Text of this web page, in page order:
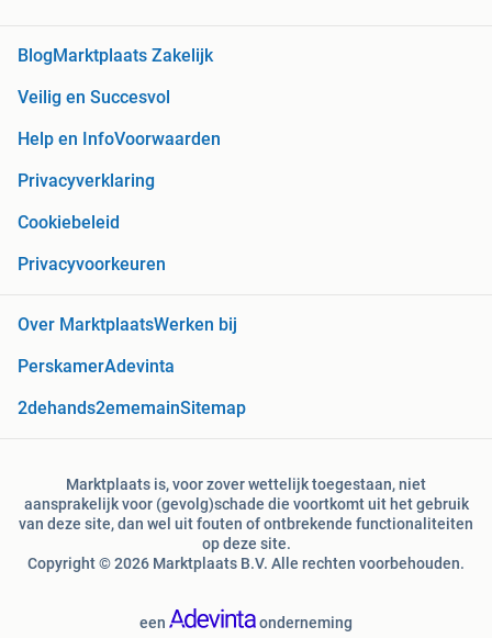
BlogMarktplaats Zakelijk
Veilig en Succesvol
Help en InfoVoorwaarden
Privacyverklaring
Cookiebeleid
Privacyvoorkeuren
Over MarktplaatsWerken bij
PerskamerAdevinta
2dehands2ememainSitemap
Marktplaats is, voor zover wettelijk toegestaan, niet
aansprakelijk voor (gevolg)schade die voortkomt uit het gebruik
van deze site, dan wel uit fouten of ontbrekende functionaliteiten
op deze site.
Copyright © 2026 Marktplaats B.V. Alle rechten voorbehouden.
een onderneming